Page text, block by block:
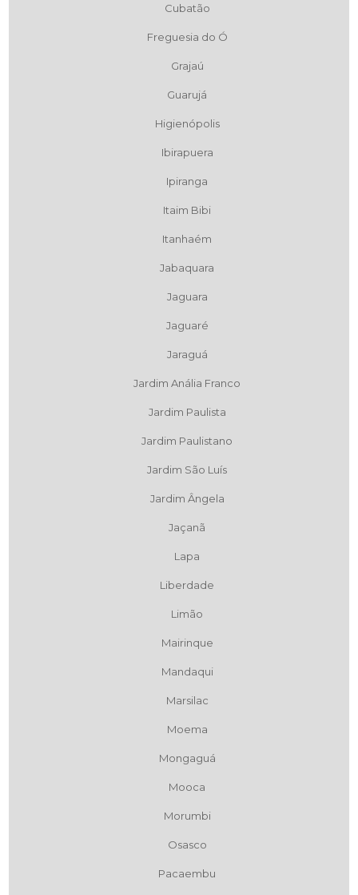
Cubatão
Freguesia do Ó
Grajaú
Guarujá
Higienópolis
Ibirapuera
Ipiranga
Itaim Bibi
Itanhaém
Jabaquara
Jaguara
Jaguaré
Jaraguá
Jardim Anália Franco
Jardim Paulista
Jardim Paulistano
Jardim São Luís
Jardim Ângela
Jaçanã
Lapa
Liberdade
Limão
Mairinque
Mandaqui
Marsilac
Moema
Mongaguá
Mooca
Morumbi
Osasco
Pacaembu